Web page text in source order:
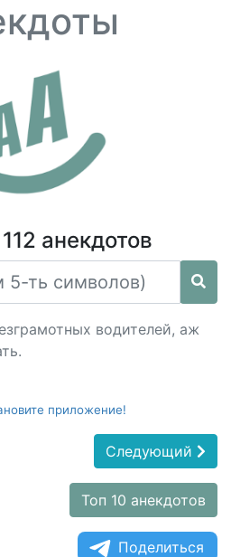
анекдотов
водителей, аж
приложение!
Следующий
Топ 10 анекдотов
Поделиться